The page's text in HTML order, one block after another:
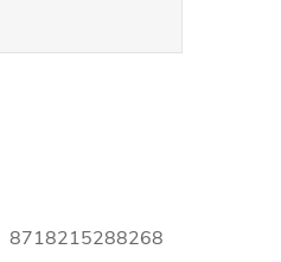
8718215288268